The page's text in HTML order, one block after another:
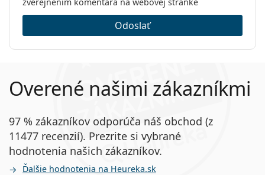
Odoslať
Overené našimi zákazníkmi
97 % zákazníkov odporúča náš obchod (z
11477 recenzií). Prezrite si vybrané
hodnotenia našich zákazníkov.
Ďalšie hodnotenia na Heureka.sk